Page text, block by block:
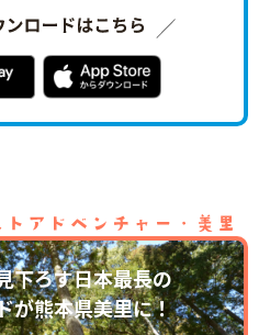
下ろす日本最長の
が熊本県美里に！